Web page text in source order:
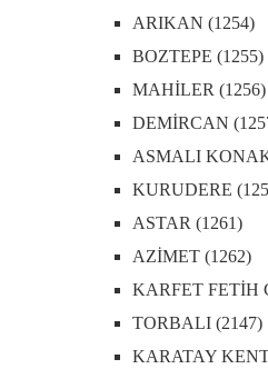
ARIKAN (1254)
BOZTEPE (1255)
MAHİLER (1256)
DEMİRCAN
ASMALI
KURUDERE
ASTAR (1261)
AZİMET (1262)
KARFET FETİH
TORBALI (2147)
KARATAY